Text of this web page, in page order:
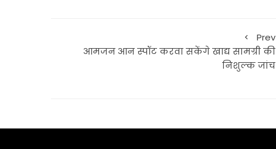
Prev
आमजन आन स्पॉट करवा सकेंगे खाद्य सामग्री की
निशुल्क जांच